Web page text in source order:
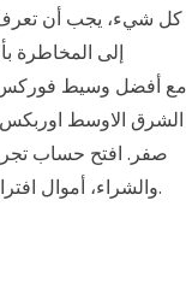
كل شيء، يجب أن تعرف
الشرق الاوسط
صفر. افتح حساب
والشراء، أموال افتراضية بقيمة 20,000 ألف دولار أمريكي والوصول إلى خدمات التداول على مدار 24/5.